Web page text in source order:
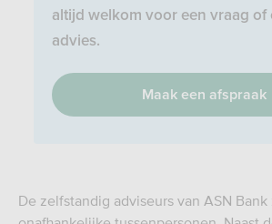
altijd welkom voor een vraag of
advies.
Maak een afspraak
De zelfstandig adviseurs van ASN Bank